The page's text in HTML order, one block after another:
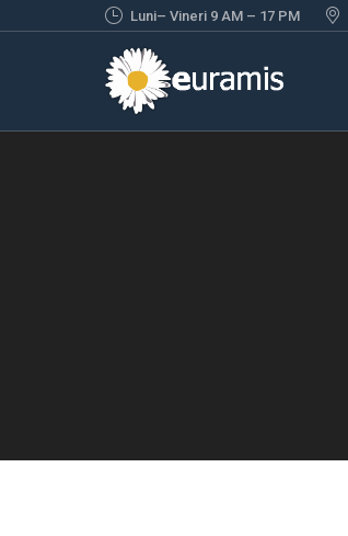
Luni– Vineri 9 AM – 17 PM